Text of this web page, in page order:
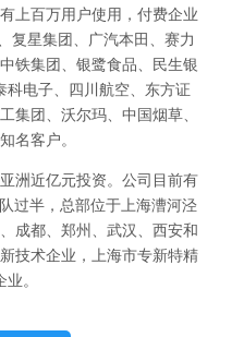
上百万用户使用，付费企业
复星集团、广汽本田、赛力
铁集团、银鹭食品、民生银
电子、四川航空、东方证
集团、沃尔玛、中国烟草、
名客户。
洲近亿元投资。公司目前有
过半，总部位于上海漕河泾
成都、郑州、武汉、西安和
技术企业，上海市专新特精
。